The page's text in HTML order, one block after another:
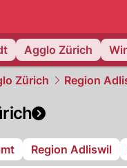
Agglo Zürich
Zürich Region
Region Adliswil